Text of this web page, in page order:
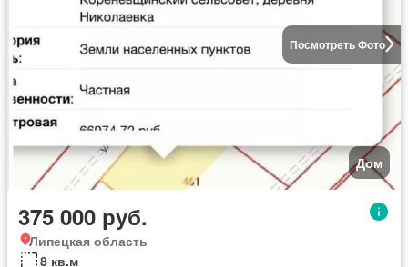
Посмотреть Фото
Дом
375 000 руб.
Липецкая область
8 кв.м